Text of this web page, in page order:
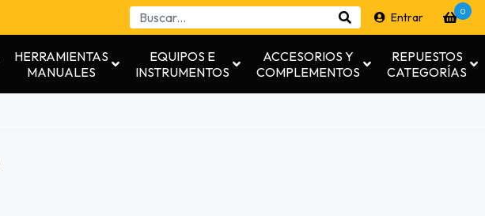
Entrar 0
HERRAMIENTAS
MANUALES
EQUIPOS E
INSTRUMENTOS
ACCESORIOS Y
COMPLEMENTOS
REPUESTOS
CATEGORÍAS